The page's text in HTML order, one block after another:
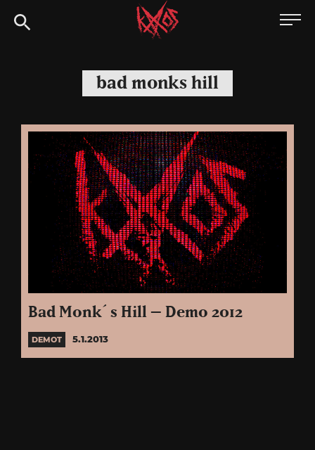
Siirry
suoraan
Kaaoszine
bad monks hill
Bad Monk´s Hill – Demo 2012
DEMOT 5.1.2013